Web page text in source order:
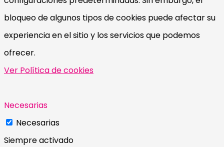
bloqueo de algunos tipos de cookies puede afectar su
experiencia en el sitio y los servicios que podemos
ofrecer.
Ver Política de cookies
Necesarias
Necesarias
Siempre activado